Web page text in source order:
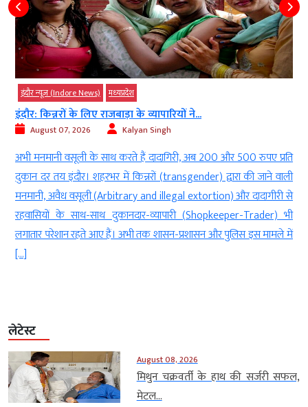
इंदौर न्यूज़ (Indore News) मध्‍यप्रदेश
इंदौर: किन्नरों के लिए राजबाड़ा के व्यापारियों ने...
August 07, 2026 Kalyan Singh
अभी मनमानी वसूली के साथ करते हैं दादागिरी, अब 200 और 500 रुपए प्रति
दुकान दर तय इंदौर। शहरभर में किन्नरों (transgender) द्वारा की जाने वाली
मनमानी, अवैध वसूली (Arbitrary and illegal extortion) और दादागीरी से
रहवासियों के साथ-साथ दुकानदार-व्यापारी (Shopkeeper-Trader) भी
लगातार परेशान रहते आए हैं। अभी तक शासन-प्रशासन और पुलिस इस मामले में
[…]
लेटेस्ट
August 08, 2026
मिथुन चक्रवर्ती के हाथ की सर्जरी सफल,
मेटल...